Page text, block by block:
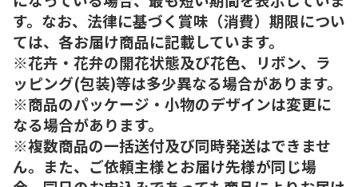
す。なお、法律に基づく賞味（消費）期限につい
ては、各お届け商品に記載しています。
※花卉・花弁の開花状態及び花色、リボン、ラ
ッピング(包装)等は多少異なる場合があります。
※商品のパッケージ・小物のデザインは変更に
なる場合があります。
※複数商品の一括送付及び同時発送はできませ
ん。また、ご依頼主様とお届け先様が同じ場